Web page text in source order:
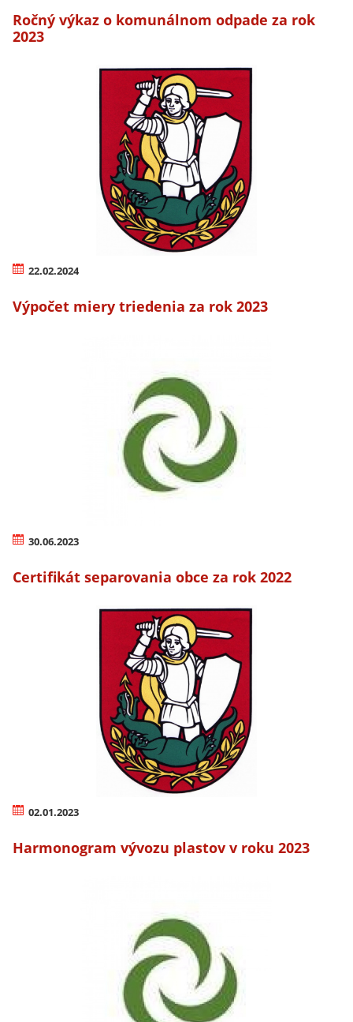
Ročný výkaz o komunálnom odpade za rok
2023
22.02.2024
Výpočet miery triedenia za rok 2023
30.06.2023
Certifikát separovania obce za rok 2022
02.01.2023
Harmonogram vývozu plastov v roku 2023